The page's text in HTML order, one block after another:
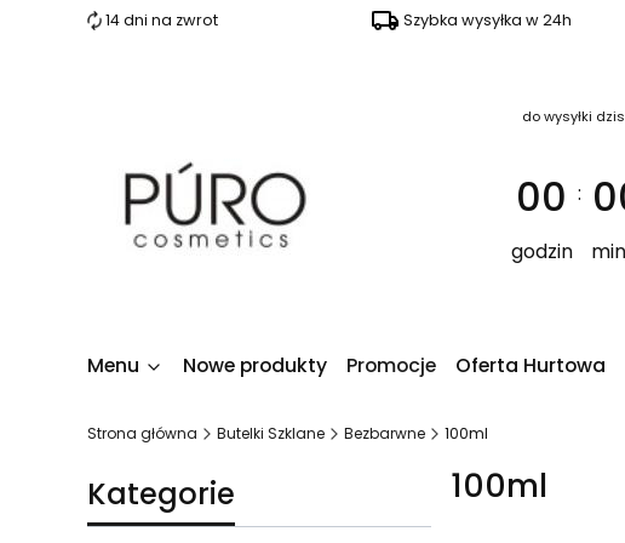
14 dni na zwrot Szybka wysyłka w 24h
do wysyłki
00
godzin
:
Menu Nowe produkty Promocje Oferta Hurtowa
Strona główna Butelki Szklane Bezbarwne 100ml
Kategorie 100ml